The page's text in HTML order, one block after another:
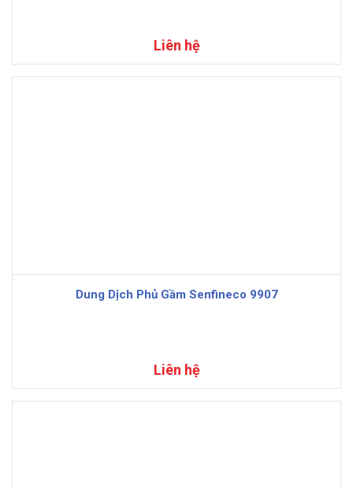
Liên hệ
Dung Dịch Phủ Gầm Senfineco 9907
Liên hệ